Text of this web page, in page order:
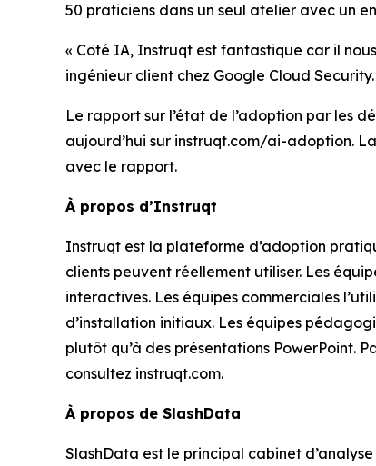
50 praticiens dans un seul atelier avec un
« Côté IA, Instruqt est fantastique car il
ingénieur client chez Google Cloud
Le rapport sur l’état de l’adoption par les
aujourd’hui sur instruqt.com/ai-adoption.
avec le rapport.
À propos d’Instruqt
Instruqt est la plateforme d’adoption
clients peuvent réellement utiliser. Les
interactives. Les équipes commerciales
d’installation initiaux. Les équipes
plutôt qu’à des présentations PowerPoint.
consultez instruqt.com.
À propos de SlashData
SlashData est le principal cabinet